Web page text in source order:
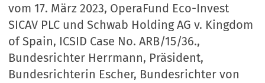
vom 17. März 2023, OperaFund Eco-Invest
SICAV PLC und Schwab Holding AG v. Kingdom
of Spain, ICSID Case No. ARB/15/36.,
Bundesrichter Herrmann, Präsident,
Bundesrichterin Escher, Bundesrichter von